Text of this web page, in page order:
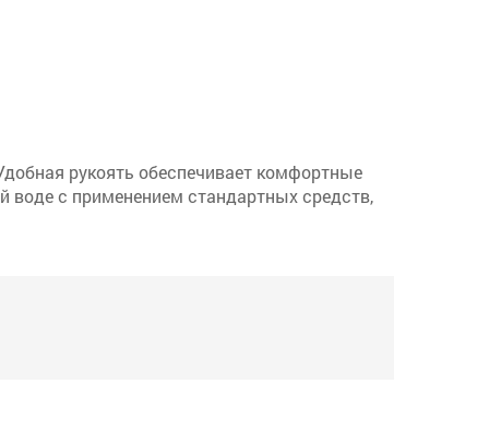
рукоять обеспечивает комфортные
воде с применением стандартных средств,